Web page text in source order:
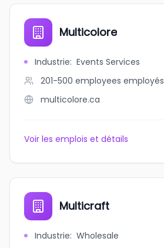
Multicolore
Industrie: Events Services
201-500 employees employés
multicolore.ca
Voir les emplois et détails
Multicraft
Industrie: Wholesale